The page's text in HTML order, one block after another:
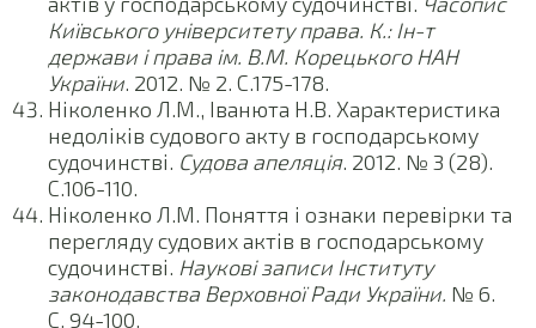
Київського університету права. К.: Ін-т
держави і права ім. В.М. Корецького НАН
України. 2012. № 2. С.175-178.
Ніколенко Л.М., Іванюта Н.В. Характеристика
недоліків судового акту в господарському
судочинстві. Судова апеляція. 2012. № 3 (28).
С.106-110.
Ніколенко Л.М. Поняття і ознаки перевірки та
перегляду судових актів в господарському
судочинстві. Наукові записи Інституту
законодавства Верховної Ради України. № 6.
С. 94-100.